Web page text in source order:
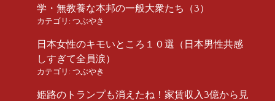
学・無教養な本邦の一般大衆たち（3）
カテゴリ: つぶやき
日本女性のキモいところ１０選（日本男性共感
しすぎて全員涙）
カテゴリ: つぶやき
姫路のトランプも消えたね！家賃収入3億から見